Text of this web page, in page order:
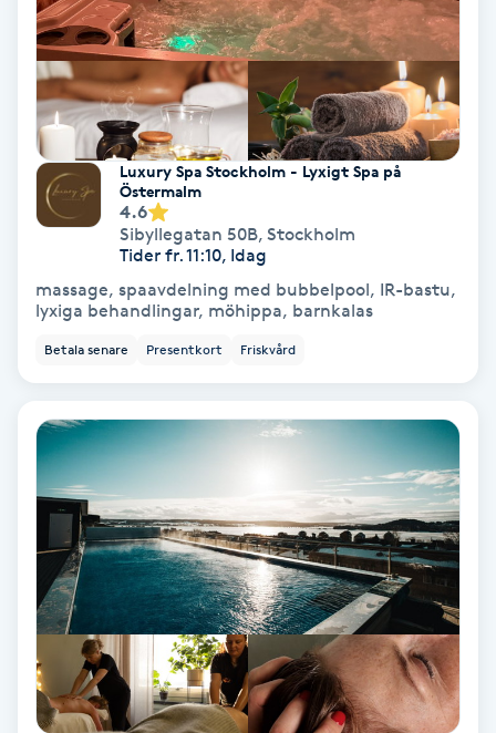
K18
Katun fransar
Kemisk peeling
Keratinbehandling
Kinesiologi
Kinesisk medicin
Kiropraktik
Klangmassage
Klippning
Klippning & Slingor
Klippning ungdom
Luxury Spa Stockholm - Lyxigt Spa på
Östermalm
4.6
Sibyllegatan 50B, Stockholm
Tider fr. 11:10, Idag
massage, spaavdelning med bubbelpool, IR-bastu,
lyxiga behandlingar, möhippa, barnkalas
Betala senare Presentkort Friskvård